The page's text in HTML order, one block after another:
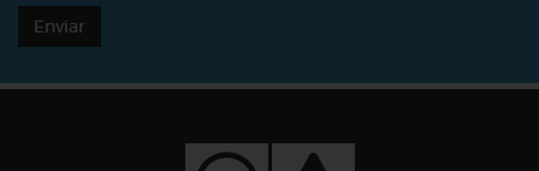
Enviar